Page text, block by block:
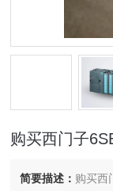
购买西门子
简要描述： 购买西